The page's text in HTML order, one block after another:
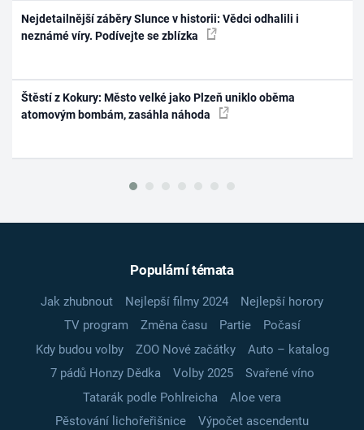
Nejdetailnější záběry Slunce v historii: Vědci odhalili i
neznámé víry. Podívejte se zblízka
Štěstí z Kokury: Město velké jako Plzeň uniklo oběma
atomovým bombám, zasáhla náhoda
Populární témata
Jak zhubnout Nejlepší filmy 2024
Nejlepší horory
TV program
Změna času Partie
Počasí
Kdy budou volby
ZOO Nové začátky
Auto – katalog
7 pádů Honzy Dědka
Volby 2025
Svařené víno
Tatarák podle Pohlreicha
Aloe vera
Pěstování lichořeřišnice
Výpočet ascendentu